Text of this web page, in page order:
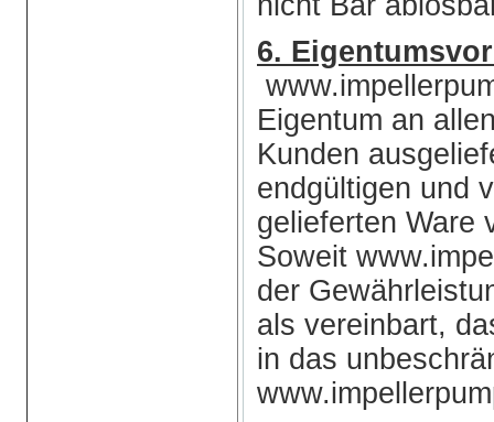
6.
Eigentum an
Kunden
endgültigen und
gelieferten Ware
Soweit
der
als vereinbart,
in das